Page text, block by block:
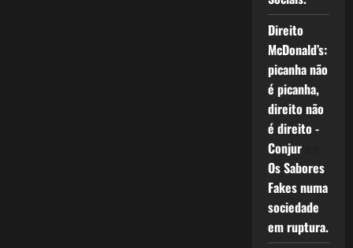
Direito
McDonald’s:
picanha não
é picanha,
direito não
é direito -
Conjurem
Os Sabores
Fakes numa
sociedade
em ruptura.